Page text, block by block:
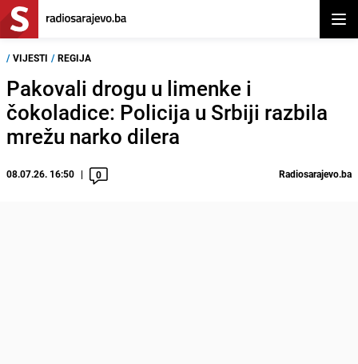
/ VIJESTI / REGIJA
Pakovali drogu u limenke i
čokoladice: Policija u Srbiji razbila
mrežu narko dilera
08.07.26. 16:50 0 Radiosarajevo.ba